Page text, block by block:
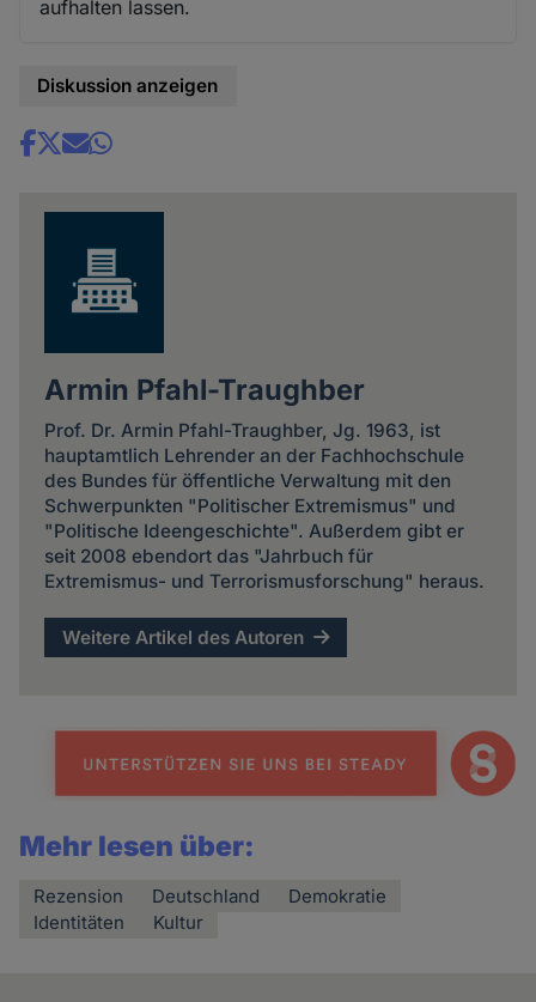
aufhalten lassen.
Diskussion anzeigen
Share
Armin Pfahl-Traughber
Prof. Dr. Armin Pfahl-Traughber, Jg. 1963, ist
hauptamtlich Lehrender an der Fachhochschule
des Bundes für öffentliche Verwaltung mit den
Schwerpunkten "Politischer Extremismus" und
"Politische Ideengeschichte". Außerdem gibt er
seit 2008 ebendort das "Jahrbuch für
Extremismus- und Terrorismusforschung" heraus.
Weitere Artikel des Autoren
Mehr lesen über:
Rezension Deutschland
Demokratie
Identitäten
Kultur